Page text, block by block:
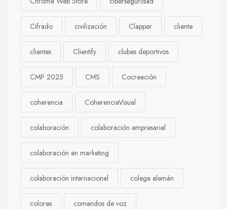
Cifrado civilización Clapper cliente
clientes Clientify clubes deportivos
CMP 2025 CMS Cocreación
coherencia CoherenciaVisual
colaboración colaboración empresarial
colaboración en marketing
colaboración internacional colega alemán
colores comandos de voz